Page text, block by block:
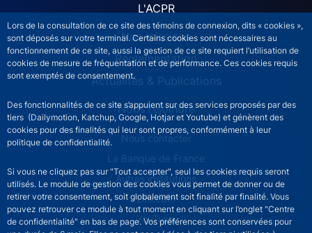
Lors de la consultation de ce site des témoins de connexion, dits « cookies »,
sont déposés sur votre terminal. Certains cookies sont nécessaires au
fonctionnement de ce site, aussi la gestion de ce site requiert l’utilisation de
cookies de mesure de fréquentation et de performance. Ces cookies requis
sont exemptés de consentement.
Des fonctionnalités de ce site s’appuient sur des services proposés par des
tiers (Dailymotion, Katchup, Google, Hotjar et Youtube) et génèrent des
cookies pour des finalités qui leur sont propres, conformément à leur
politique de confidentialité.
Si vous ne cliquez pas sur "Tout accepter", seul les cookies requis seront
utilisés. Le module de gestion des cookies vous permet de donner ou de
retirer votre consentement, soit globalement soit finalité par finalité. Vous
pouvez retrouver ce module à tout moment en cliquant sur l’onglet "Centre
de confidentialité" en bas de page. Vos préférences sont conservées pour
L'ACPR
Nos missions
Réglementation
Actualités & Publications
Nous rejoindre
ACPR footer secondary menu (French)
Nous contacter
La Banque de France
Autres institutions
LinkedIn
YouTube